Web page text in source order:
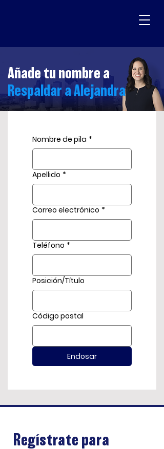
Añade tu nombre a
Respaldar a Alejandra
Nombre de pila *
Apellido *
Correo electrónico *
Teléfono *
Posición/Título
Código postal
Endosar
Regístrate para